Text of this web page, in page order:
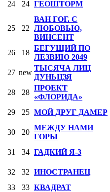
24 24 ГЕОШТОРМ
25 22
ВАН ГОГ. С
ЛЮБОВЬЮ,
ВИНСЕНТ
26 18
БЕГУЩИЙ ПО
ЛЕЗВИЮ 2049
27 new
ТЫСЯЧА ЛИЦ
ДУНЬЦЗЯ
28 28
ПРОЕКТ
«ФЛОРИДА»
29 25 МОЙ ДРУГ ДАМЕР
30 20
МЕЖДУ НАМИ
ГОРЫ
31 34 ГАДКИЙ Я-3
32 32 ИНОСТРАНЕЦ
33
33 КВАДРАТ